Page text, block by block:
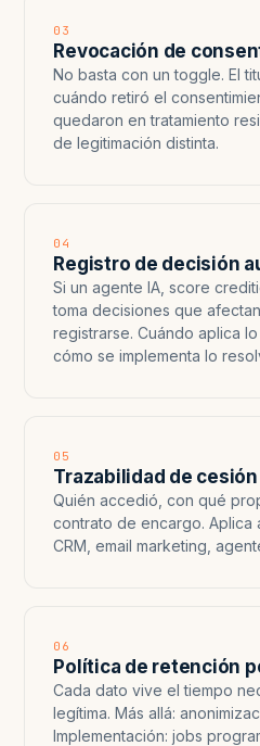
03
Revocación de
No basta con un toggle. El
cuándo retiró el
quedaron en tratamiento
de legitimación distinta.
04
Registro de decisión
Si un agente IA, score
toma decisiones que
registrarse. Cuándo aplica
cómo se implementa lo
05
Trazabilidad de
Quién accedió, con qué
contrato de encargo. Aplica
CRM, email marketing,
06
Política de retención
Cada dato vive el tiempo
legítima. Más allá:
Implementación: jobs